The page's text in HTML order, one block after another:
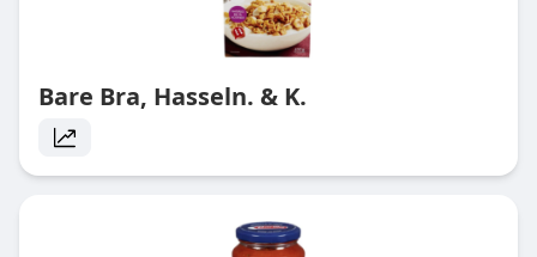
Bare Bra, Hasseln. & K.